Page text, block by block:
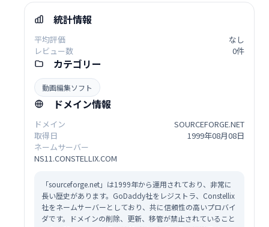
統計情報
平均評価
なし
レビュー数
0件
カテゴリー
動画編集ソフト
ドメイン情報
ドメイン
SOURCEFORGE.NET
取得日
1999年08月08日
ネームサーバー
NS11.CONSTELLIX.COM
「sourceforge.net」は1999年から運用されており、非常に
長い歴史があります。GoDaddy社をレジストラ、Constellix
社をネームサーバーとしており、共に信頼性の高いプロバイ
ダです。ドメインの削除、更新、移管が禁止されていること